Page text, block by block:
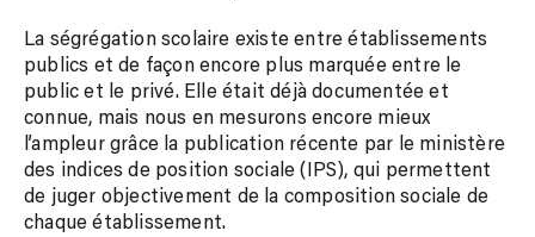
La ségrégation scolaire existe entre établissements
publics et de façon encore plus marquée entre le
public et le privé. Elle était déjà documentée et
connue, mais nous en mesurons encore mieux
l’ampleur grâce la publication récente par le ministère
des indices de position sociale (IPS), qui permettent
de juger objectivement de la composition sociale de
chaque établissement.